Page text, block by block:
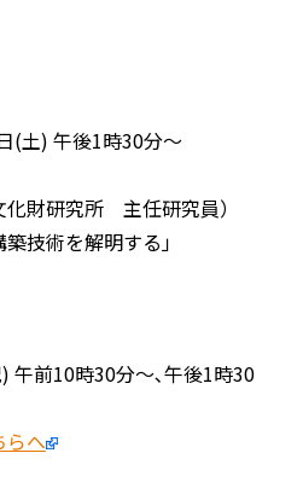
(土) 午後1時30分～
財研究所 主任研究員）
技術を解明する」
午前10時30分～､午後1時30
らへ